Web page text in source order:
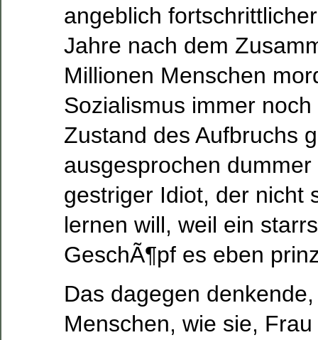
angeblich
Jahre nach dem
Millionen Menschen
Sozialismus immer
Zustand des Aufbruchs
ausgesprochen
gestriger Idiot, der nicht
lernen will, weil ein
GeschÃ¶pf es eben
Das dagegen
Menschen, wie sie,